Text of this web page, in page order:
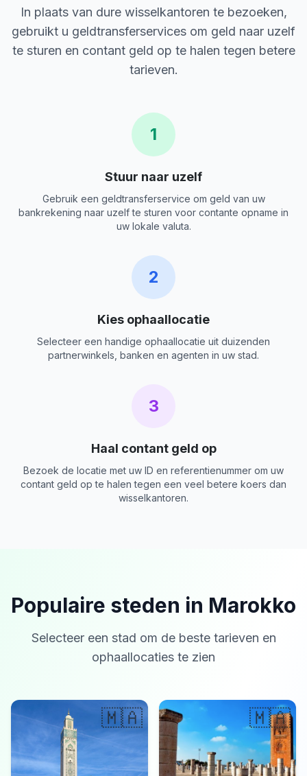
In plaats van dure wisselkantoren te bezoeken,
gebruikt u geldtransferservices om geld naar uzelf
te sturen en contant geld op te halen tegen betere
tarieven.
1
Stuur naar uzelf
Gebruik een geldtransferservice om geld van uw
bankrekening naar uzelf te sturen voor contante opname in
uw lokale valuta.
2
Kies ophaallocatie
Selecteer een handige ophaallocatie uit duizenden
partnerwinkels, banken en agenten in uw stad.
3
Haal contant geld op
Bezoek de locatie met uw ID en referentienummer om uw
contant geld op te halen tegen een veel betere koers dan
wisselkantoren.
Populaire steden in Marokko
Selecteer een stad om de beste tarieven en
ophaallocaties te zien
🇲🇦 🇲🇦